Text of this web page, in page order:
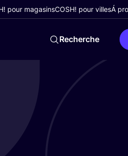
pour magasinsCOSH! pour villesÁ
Recherche